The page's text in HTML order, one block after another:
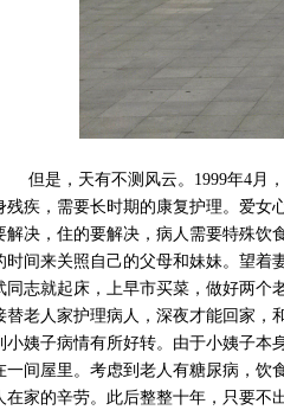
但是，天有不测风云。1999年4月
残疾，需要长时期的康复护理。爱女
解决，住的要解决，病人需要特殊
时间来关照自己的父母和妹妹。望着
同志就起床，上早市买菜，做好两个
替老人家护理病人，深夜才能回家，
小姨子病情有所好转。由于小姨子本
一间屋里。考虑到老人有糖尿病，饮
在家的辛劳。此后整整十年，只要不